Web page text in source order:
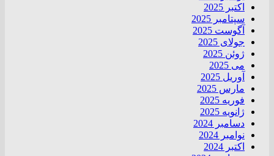
اکتبر 2025
سپتامبر 2025
آگوست 2025
جولای 2025
ژوئن 2025
می 2025
آوریل 2025
مارس 2025
فوریه 2025
ژانویه 2025
دسامبر 2024
نوامبر 2024
اکتبر 2024